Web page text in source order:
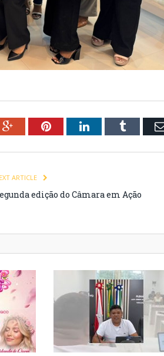
Google+PinterestLinkedInTumblr
ARTICLE
edição do Câmara em Ação